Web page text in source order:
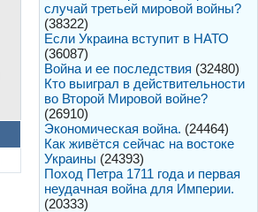
случай третьей мировой войны?
(38322)
Если Украина вступит в НАТО
(36087)
Война и ее последствия (32480)
Кто выиграл в действительности
во Второй Мировой войне?
(26910)
Экономическая война. (24464)
Как живётся сейчас на востоке
Украины (24393)
Поход Петра 1711 года и первая
неудачная война для Империи.
(20333)